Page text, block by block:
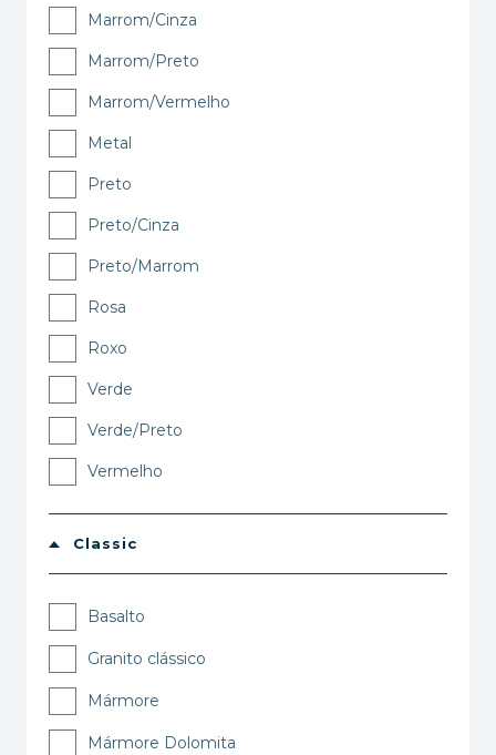
Marrom/Cinza
Marrom/Preto
Marrom/Vermelho
Metal
Preto
Preto/Cinza
Preto/Marrom
Rosa
Roxo
Verde
Verde/Preto
Vermelho
Classic
Basalto
Granito clássico
Mármore
Mármore Dolomita